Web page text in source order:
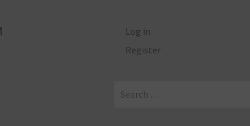
Log in
Register
for: